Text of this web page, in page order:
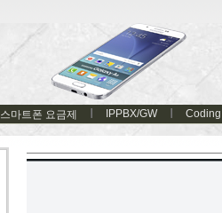
스마트폰 요금제 IPPBX/GW Coding